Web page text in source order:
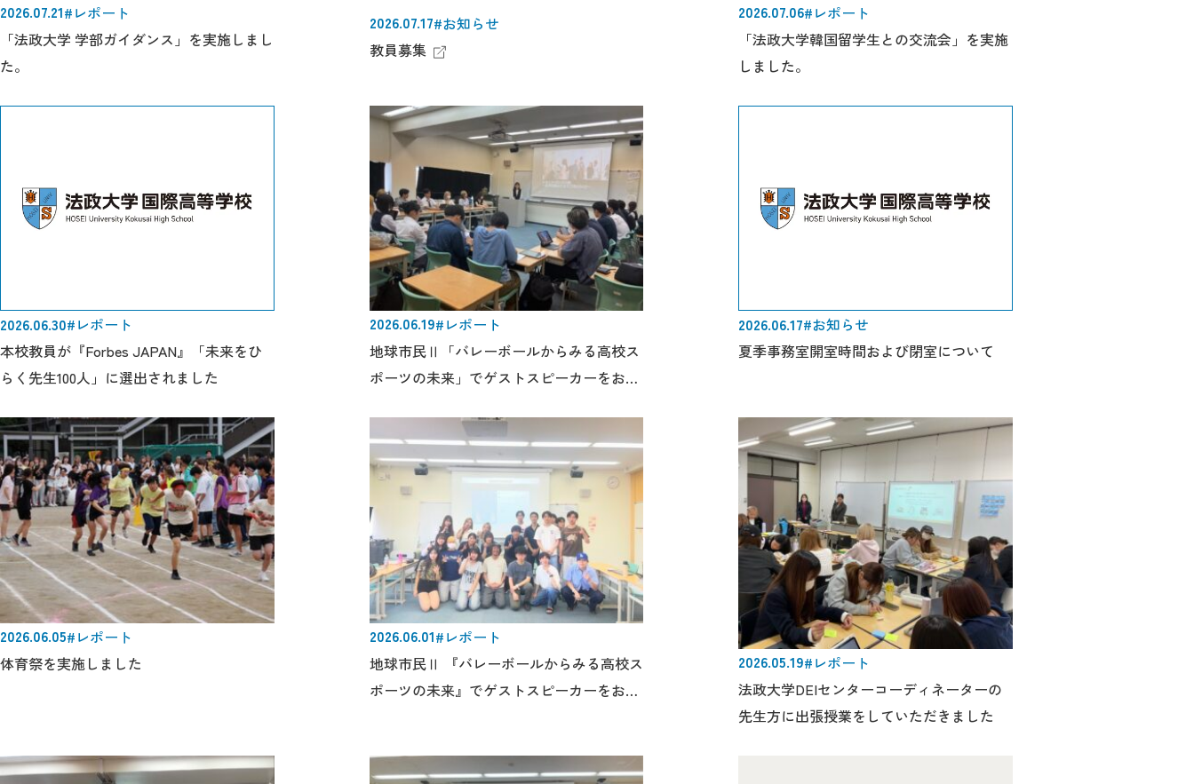
2026.07.21#レポート
「法政大学 学部ガイダンス」を実施しまし
た。
2026.07.17#お知らせ
教員募集
2026.07.06#レポート
「法政大学韓国留学生との交流会」を実施
しました。
2026.06.30#レポート
本校教員が『Forbes JAPAN』「未来をひ
らく先生100人」に選出されました
2026.06.19#レポート
地球市民Ⅱ「バレーボールからみる高校ス
ポーツの未来」でゲストスピーカーをお招
2026.06.17#お知らせ
夏季事務室開室時間および閉室について
2026.06.05#レポート
体育祭を実施しました
2026.06.01#レポート
地球市民Ⅱ 『バレーボールからみる高校ス
ポーツの未来』でゲストスピーカーをお招
2026.05.19#レポート
法政大学DEIセンターコーディネーターの
先生方に出張授業をしていただきました